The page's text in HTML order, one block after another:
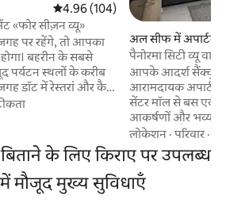
औसत रेटिंग 5 में से 4.96, 104 समीक्षाएँ
4.96 (104)
«फोर सीज़न व्यू»
पर रहेंगे, तो आपका
बहरीन के सबसे
और कैफ़े
विपरीत क्षेत्र में
है। यह सब ठहरने की जगह
दूरी पर है। यह उन
जगहों में से एक है जो
में रहना चाहते हैं।
अल सीफ में अपार्टमेंट
पैनोरमा सिटी व्यू
आपके आदर्श सैंक्चुअरी
आरामदायक अपार्टमेंट
सेंटर मॉल से बस एक
आकर्षणों और भव्य
सही बनाता है। सुविधाएँ: - आरामदायक बिस्तर - पूरी
तरह सुसज्जित किचन -
-2 बाथरूम - इंटरनेट - मुफ़्त
सेंटर मॉल, अलसैफ़
मॉल, रिफ़ आइलैंड और
लोकेशन ·परिवार ·
बिताने के लिए किराए पर उपलब्ध
मौजूद मुख्य सुविधाएँ